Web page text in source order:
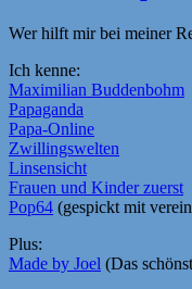
Wer hilft mir bei meiner
Ich kenne:
Maximilian Buddenbohm
Papaganda
Papa-Online
Zwillingswelten
Linsensicht
Frauen und Kinder zuerst
Pop64 (gespickt mit
Plus:
Made by Joel (Das